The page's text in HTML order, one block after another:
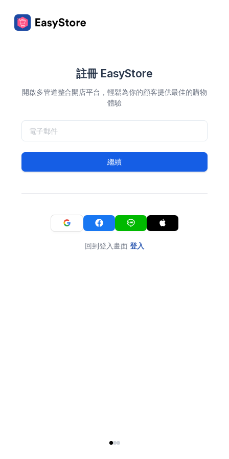
註冊 EasyStore
開啟多管道整合開店平台，輕鬆為你的顧客提供最佳的購物
體驗
繼續
回到登入畫面 登入